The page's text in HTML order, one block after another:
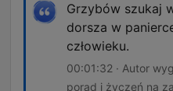
Grzybów szukaj
dorsza w
człowieku.
00:01:32 · Autor
porad i życzeń na